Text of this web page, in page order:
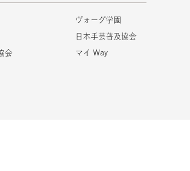
会
ヴォーグ学園
日本手芸普及協会
マイ Way